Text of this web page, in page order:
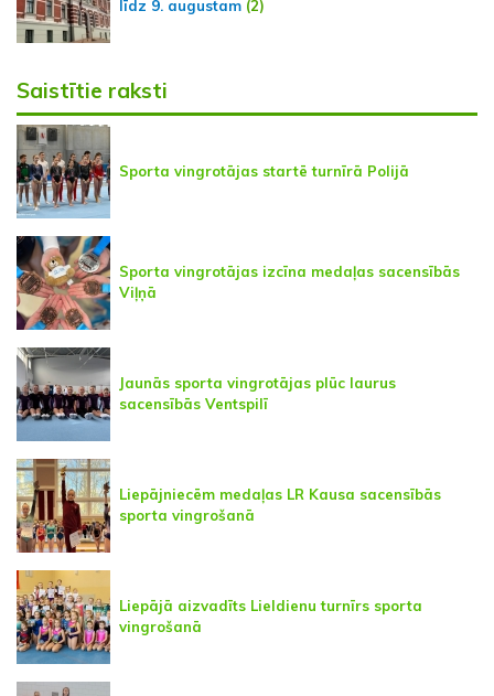
līdz 9. augustam (2)
Saistītie raksti
Sporta vingrotājas startē turnīrā Polijā
Sporta vingrotājas izcīna medaļas sacensībās
Viļņā
Jaunās sporta vingrotājas plūc laurus
sacensībās Ventspilī
Liepājniecēm medaļas LR Kausa sacensībās
sporta vingrošanā
Liepājā aizvadīts Lieldienu turnīrs sporta
vingrošanā